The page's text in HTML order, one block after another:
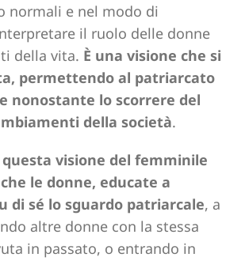
normali e nel modo di
il ruolo delle donne
della vita. È una visione che si
permettendo al patriarcato
nonostante lo scorrere del
della società.
visione del femminile
le donne, educate a
di sé lo sguardo patriarcale, a
altre donne con la stessa
in passato, o entrando in